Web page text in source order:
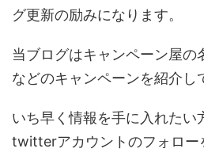
グ更新の励みになります。
当ブログはキャンペーン屋の
などのキャンペーンを紹介し
いち早く情報を手に入れたい
twitterアカウントのフォロー